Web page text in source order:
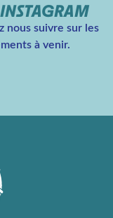
nous suivre sur les
à venir.